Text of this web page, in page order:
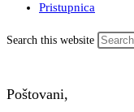
Pristupnica
Search this website
Poštovani,